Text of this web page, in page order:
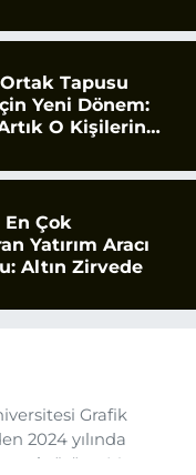
Tapusu
Yeni Dönem:
O Kişilerin
En Çok
Yatırım Aracı
Altın Zirvede
Grafik
2024 yılında
sektörüne Mayıs